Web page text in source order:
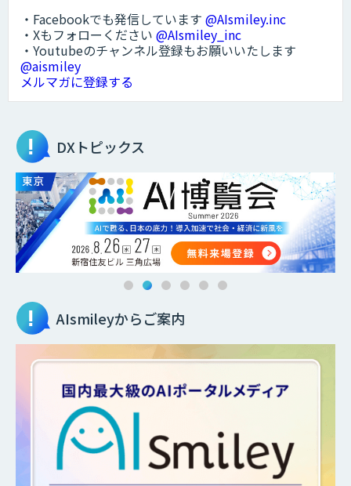
・Facebookでも発信しています @AIsmiley.inc
・Xもフォローください @AIsmiley_inc
・Youtubeのチャンネル登録もお願いいたします
@aismiley
メルマガに登録する
DXトピックス
AIsmileyからご案内